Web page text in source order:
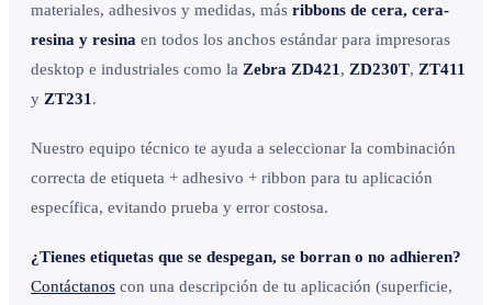
materiales, adhesivos y medidas, más ribbons de cera, cera-
resina y resina en todos los anchos estándar para impresoras
desktop e industriales como la Zebra ZD421 , ZD230T, ZT411
y ZT231 .
Nuestro equipo técnico te ayuda a seleccionar la combinación
correcta de etiqueta + adhesivo + ribbon para tu aplicación
específica, evitando prueba y error costosa.
¿Tienes etiquetas que se despegan, se borran o no adhieren?
Contáctanos con una descripción de tu aplicación (superficie,